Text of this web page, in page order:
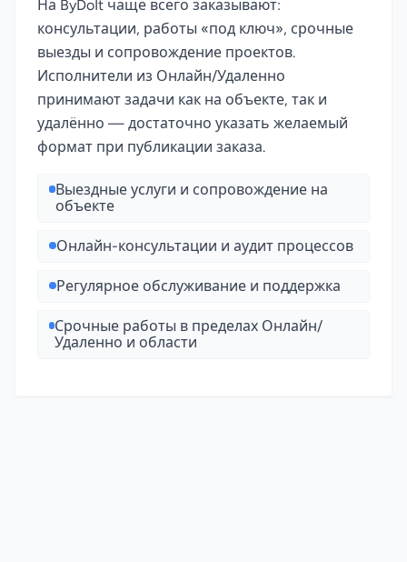
На ByDoIt чаще всего заказывают:
консультации, работы «под ключ», срочные
выезды и сопровождение проектов.
Исполнители из Онлайн/Удаленно
принимают задачи как на объекте, так и
удалённо — достаточно указать желаемый
формат при публикации заказа.
Выездные услуги и сопровождение на
объекте
Онлайн-консультации и аудит процессов
Регулярное обслуживание и поддержка
Срочные работы в пределах Онлайн/
Удаленно и области